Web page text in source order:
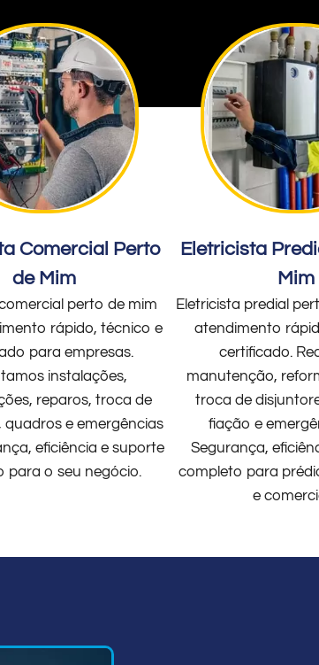
Comercial Perto
de Mim
perto de mim
rápido, técnico e
para empresas.
instalações,
reparos, troca de
quadros e emergências
eficiência e suporte
para o seu negócio.
Eletricista
Mim
Eletricista predial
atendimento
certificado.
manutenção,
troca de
fiação e
Segurança,
completo para
e